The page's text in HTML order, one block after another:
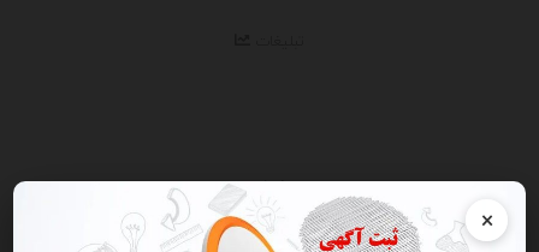
×
نمایش همه